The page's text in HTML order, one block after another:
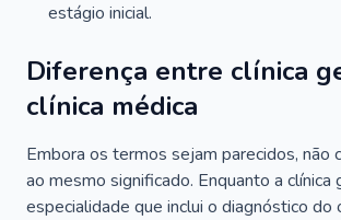
estágio inicial.
Diferença entre clínica
clínica médica
Embora os termos sejam parecidos, não
ao mesmo significado. Enquanto a
especialidade que inclui o diagnóstico do